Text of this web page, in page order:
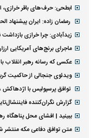
ابطحی: حرف‌های باقر
رمضان زاده: ایران پیشنهاد
زیدآبادی: چرا خرازی
ماجرای برنج‌های آمریکایی
عکسی که رسانه رهبر انقلاب
ویدئوی جنجالی از حاکمیت
توافق پرسپولیس با اژدهاکش ۱۸ ساله!
گزارش نگران‌کننده
ببینید | افشای محل پناهگاه
متن توافق دفاعی مکه منتشر